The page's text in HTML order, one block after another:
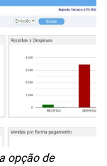
opção de